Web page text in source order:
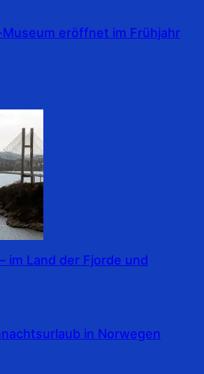
eröffnet im Frühjahr
im Land der Fjorde und
in Norwegen